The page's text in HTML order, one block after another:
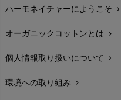
配送と送料chevron_right
在庫状況と発送予定chevron_right
サイズ・寸法chevron_right
生地・素材chevron_right
ハーモネイチャーにようこそ chevron_right
オーガニックコットンとは chevron_right
個人情報取り扱いについて chevron_right
環境への取り組み chevron_right